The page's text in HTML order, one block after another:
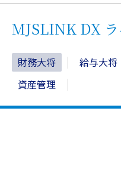
MJSLINK DX
財務大将 給与大将
資産管理